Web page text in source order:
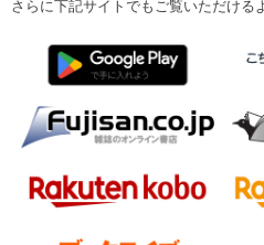
さらに下記サイトでもご覧いただける